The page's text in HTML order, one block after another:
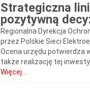
Strategiczna
pozytywną
Regionalna Dyrekcja
przez Polskie Sieci
Ocena urzędu potwierdza
także realizację tej
Więcej...